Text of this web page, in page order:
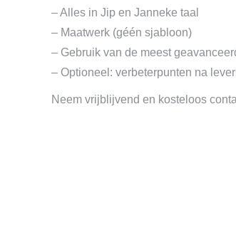
– Alles in Jip en Janneke taal
– Maatwerk (géén sjabloon)
– Gebruik van de meest
– Optioneel: verbeterpunten na
Neem vrijblijvend en kosteloos